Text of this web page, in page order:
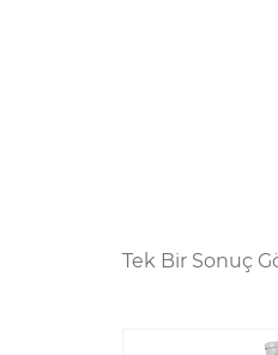
Tek Bir Sonuç